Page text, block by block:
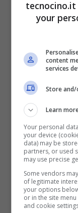
Series 5e
su questo
your
content
services
Store
Learn
Your personal
your device
data) may be
partners, or used
may use precise
Some vendors
of legitimate
your options
or in the site
and cookie